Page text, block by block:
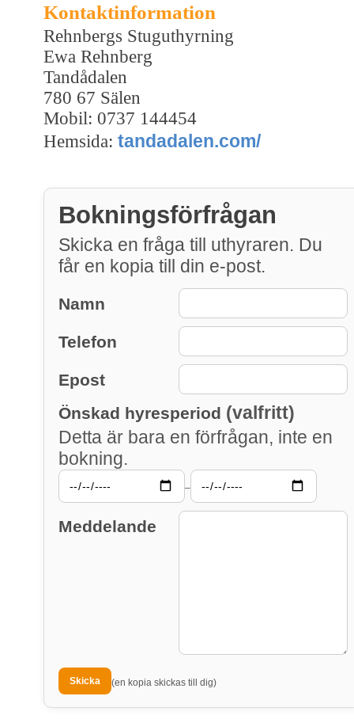
Kontaktinformation
Rehnbergs Stuguthyrning
Ewa Rehnberg
Tandådalen
780 67 Sälen
Mobil: 0737 144454
Hemsida: tandadalen.com/
Bokningsförfrågan
Skicka en fråga till uthyraren. Du
får en kopia till din e-post.
Namn
Telefon
Epost
Önskad hyresperiod (valfritt)
Detta är bara en förfrågan, inte en
bokning.
–
Meddelande
(en kopia skickas till dig)